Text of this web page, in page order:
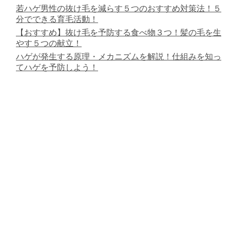
若ハゲ男性の抜け毛を減らす５つのおすすめ対策法！５
分でできる育毛活動！
【おすすめ】抜け毛を予防する食べ物３つ！髪の毛を生
やす５つの献立！
ハゲが発生する原理・メカニズムを解説！仕組みを知っ
てハゲを予防しよう！